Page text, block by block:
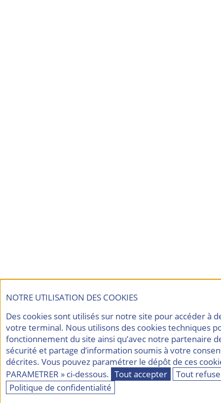
NOTRE UTILISATION DES COOKIES
Des cookies sont utilisés sur notre site pour accéder à
votre terminal. Nous utilisons des cookies techniques
fonctionnement du site ainsi qu’avec notre partenaire
sécurité et partage d’information soumis à votre
décrites. Vous pouvez paramétrer le dépôt de ces
PARAMETRER » ci-dessous. Tout accepter
Tout
Politique de confidentialité